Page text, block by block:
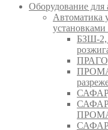
Оборудование
Автоматика
БЗШ-2,
ПРОМА-
САФАР-